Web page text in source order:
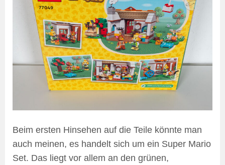
Beim ersten Hinsehen auf die Teile könnte man
auch meinen, es handelt sich um ein Super Mario
Set. Das liegt vor allem an den grünen,